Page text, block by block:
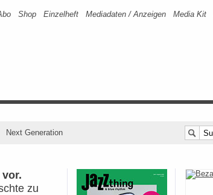
Shop Einzelheft Mediadaten / Anzeigen Media Kit
Next Generation
zu